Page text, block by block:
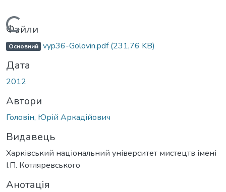
Вантажиться...
Файли
Основний vyp36-Golovin.pdf(231,76 KB)
Дата
2012
Автори
Головін, Юрій Аркадійович
Видавець
Харківський національний університет мистецтв імені
І.П. Котляревського
Анотація